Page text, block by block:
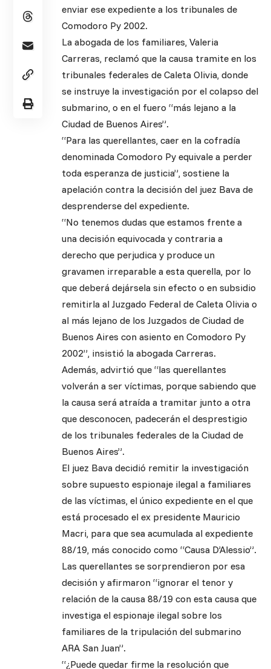
enviar ese expediente a los tribunales de
Comodoro Py 2002.
La abogada de los familiares, Valeria
Carreras, reclamó que la causa tramite en los
tribunales federales de Caleta Olivia, donde
se instruye la investigación por el colapso del
submarino, o en el fuero “más lejano a la
Ciudad de Buenos Aires”.
“Para las querellantes, caer en la cofradía
denominada Comodoro Py equivale a perder
toda esperanza de justicia”, sostiene la
apelación contra la decisión del juez Bava de
desprenderse del expediente.
“No tenemos dudas que estamos frente a
una decisión equivocada y contraria a
derecho que perjudica y produce un
gravamen irreparable a esta querella, por lo
que deberá dejársela sin efecto o en subsidio
remitirla al Juzgado Federal de Caleta Olivia o
al más lejano de los Juzgados de Ciudad de
Buenos Aires con asiento en Comodoro Py
2002”, insistió la abogada Carreras.
Además, advirtió que “las querellantes
volverán a ser víctimas, porque sabiendo que
la causa será atraída a tramitar junto a otra
que desconocen, padecerán el desprestigio
de los tribunales federales de la Ciudad de
Buenos Aires”.
El juez Bava decidió remitir la investigación
sobre supuesto espionaje ilegal a familiares
de las víctimas, el único expediente en el que
está procesado el ex presidente Mauricio
Macri, para que sea acumulada al expediente
88/19, más conocido como “Causa D’Alessio”.
Las querellantes se sorprendieron por esa
decisión y afirmaron “ignorar el tenor y
relación de la causa 88/19 con esta causa que
investiga el espionaje ilegal sobre los
familiares de la tripulación del submarino
ARA San Juan”.
“¿Puede quedar firme la resolución que